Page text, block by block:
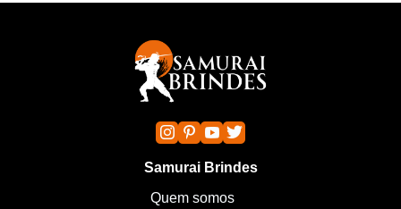
Samurai Brindes
Quem somos